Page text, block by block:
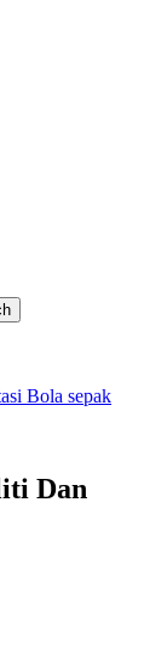
Bola sepak
Dan